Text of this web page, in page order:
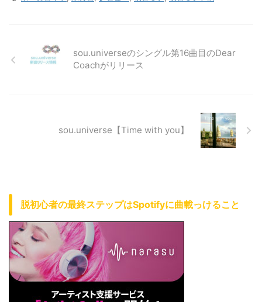
sou.universeのシングル第16曲目のDear
Coachがリリース
sou.universe【Time with you】
脱初心者の最終ステップはSpotifyに曲載っけること